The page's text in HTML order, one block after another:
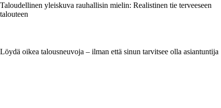
Taloudellinen yleiskuva rauhallisin mielin: Realistinen tie terveeseen
talouteen
Löydä oikea talousneuvoja – ilman että sinun tarvitsee olla asiantuntija